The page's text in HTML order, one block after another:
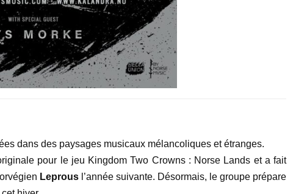
dans des paysages musicaux mélancoliques et étranges.
pour le jeu Kingdom Two Crowns : Norse Lands et a fait
Leprousl’année suivante. Désormais, le groupe prépare